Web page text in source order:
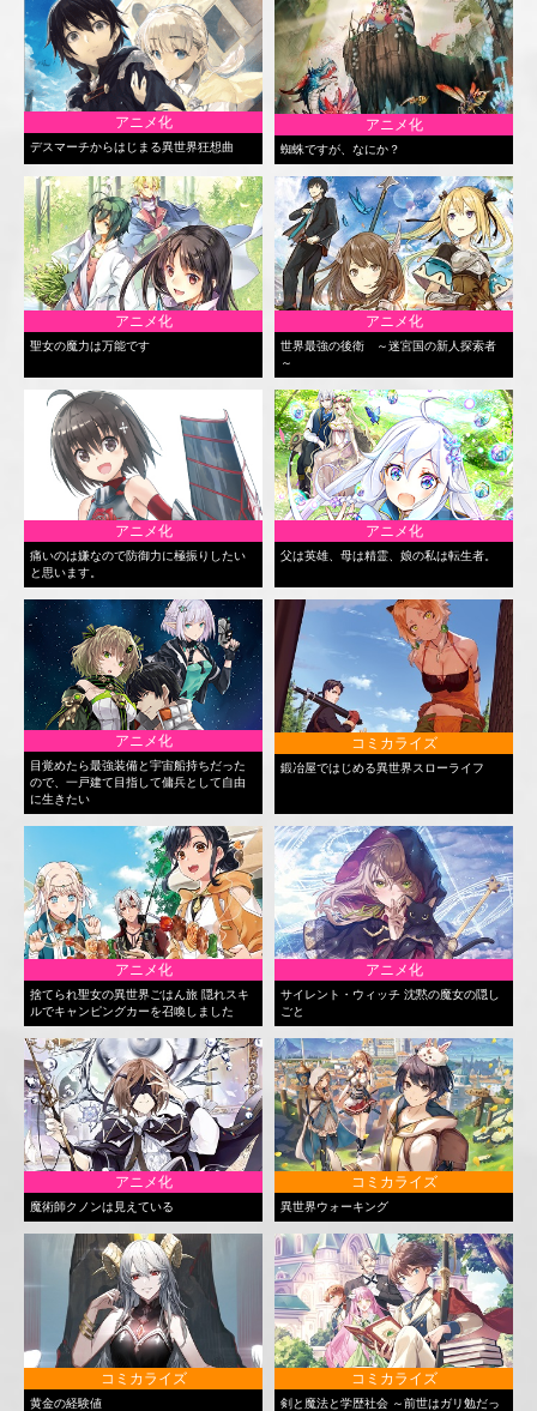
アニメ化
デスマーチからはじまる異世界狂想曲
アニメ化
蜘蛛ですが、なにか？
アニメ化
聖女の魔力は万能です
アニメ化
世界最強の後衛 ～迷宮国の新人探索者
～
アニメ化
痛いのは嫌なので防御力に極振りしたい
と思います。
アニメ化
父は英雄、母は精霊、娘の私は転生者。
アニメ化
目覚めたら最強装備と宇宙船持ちだった
ので、一戸建て目指して傭兵として自由
に生きたい
コミカライズ
鍛冶屋ではじめる異世界スローライフ
アニメ化
捨てられ聖女の異世界ごはん旅 隠れスキ
ルでキャンピングカーを召喚しました
アニメ化
サイレント・ウィッチ 沈黙の魔女の隠し
ごと
アニメ化
魔術師クノンは見えている
コミカライズ
異世界ウォーキング
コミカライズ
黄金の経験値
コミカライズ
剣と魔法と学歴社会 ～前世はガリ勉だっ